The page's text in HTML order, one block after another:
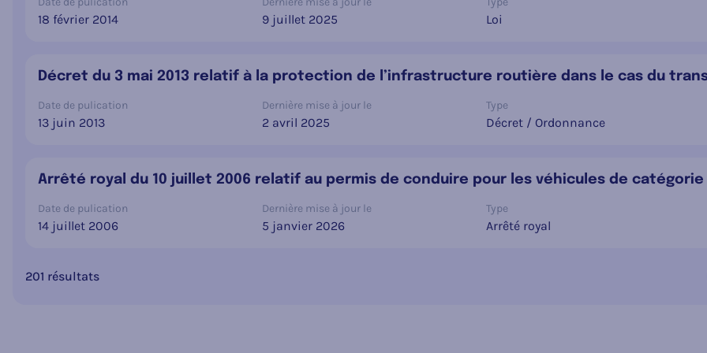
18 février 2014 9 juillet 2025 Loi
Décret du 3 mai 2013 relatif à la protection de l’infrastructure routière dans le cas du
Date de pulication
13 juin 2013
Dernière mise à jour le
2 avril 2025
Type
Décret / Ordonnance
Arrêté royal du 10 juillet 2006 relatif au permis de conduire pour les véhicules de catégorie
Date de pulication
14 juillet 2006
Dernière mise à jour le
5 janvier 2026
Type
Arrêté royal
201 résultats